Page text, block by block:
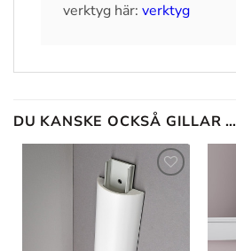
verktyg här: verktyg
DU KANSKE OCKSÅ GILLAR …
Lägg till
önskelistan